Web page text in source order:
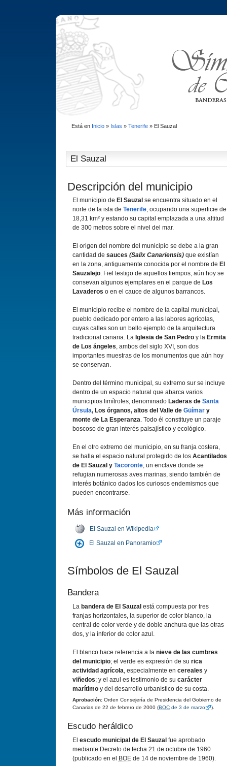
Está en Inicio» Islas » Tenerife» El Sauzal
El Sauzal
Descripción del municipio
El municipio de El Sauzal se encuentra situado en el
norte de la isla de Tenerife, ocupando una superficie de
18,31 km² y estando su capital emplazada a una altitud
de 300 metros sobre el nivel del mar.
El origen del nombre del municipio se debe a la gran
cantidad de sauces (Salix Canariensis) que existían
en la zona, antiguamente conocida por el nombre de El
Sauzalejo. Fiel testigo de aquellos tiempos, aún hoy se
consevan algunos ejemplares en el parque de Los
Lavaderos o en el cauce de algunos barrancos.
El municipio recibe el nombre de la capital municipal,
pueblo dedicado por entero a las labores agrícolas,
cuyas calles son un bello ejemplo de la arquitectura
tradicional canaria. La Iglesia de San Pedro y la Ermita
de Los ángeles, ambos del siglo XVI, son dos
importantes muestras de los monumentos que aún hoy
se conservan.
Dentro del término municipal, su extremo sur se incluye
dentro de un espacio natural que abarca varios
municipios limítrofes, denominado Laderas de Santa
Úrsula, Los órganos, altos del Valle de Güímar y
monte de La Esperanza. Todo él constituye un paraje
boscoso de gran interés paisajístico y ecológico.
En el otro extremo del municipio, en su franja costera,
se halla el espacio natural protegido de los Acantilados
de El Sauzal y Tacoronte, un enclave donde se
refugian numerosas aves marinas, siendo también de
interés botánico dados los curiosos endemismos que
pueden encontrarse.
Más información
El Sauzal en Wikipedia
El Sauzal en Panoramio
Símbolos de El Sauzal
Bandera
La bandera de El Sauzal está compuesta por tres
franjas horizontales, la superior de color blanco, la
central de color verde y de doble anchura que las otras
dos, y la inferior de color azul.
El blanco hace referencia a la nieve de las cumbres
del municipio; el verde es expresión de su rica
actividad agrícola, especialmente en cereales y
viñedos; y el azul es testimonio de su carácter
marítimo y del desarrollo urbanístico de su costa.
Aprobación: Orden Consejería de Presidencia del Gobierno de
Canarias de 22 de febrero de 2000 (BOC de 3 de marzo ).
Escudo heráldico
El escudo municipal de El Sauzal fue aprobado
mediante Decreto de fecha 21 de octubre de 1960
(publicado en el
BOE de 14 de noviembre de 1960).